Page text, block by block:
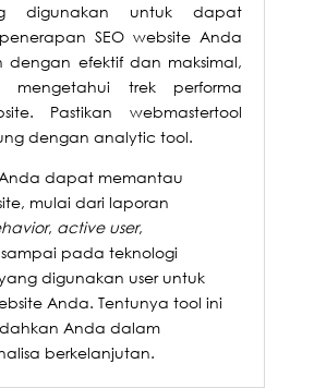
digunakan untuk dapat
SEO website Anda
dengan efektif dan maksimal,
mengetahui trek performa
Pastikan webmastertool
dengan analytic tool.
dapat memantau
mulai dari laporan
, active user,
pada teknologi
digunakan user untuk
Anda. Tentunya tool ini
Anda dalam
berkelanjutan.